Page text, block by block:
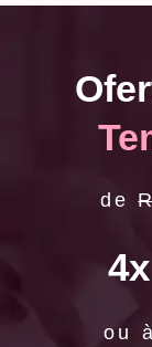
de
ou